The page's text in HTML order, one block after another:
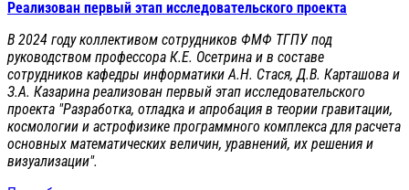
Реализован первый этап исследовательского проекта
В 2024 году коллективом сотрудников ФМФ ТГПУ под
руководством профессора К.Е. Осетрина и в составе
сотрудников кафедры информатики А.Н. Стася, Д.В. Карташова и
З.А. Казарина реализован первый этап исследовательского
проекта "Разработка, отладка и апробация в теории гравитации,
космологии и астрофизике программного комплекса для расчета
основных математических величин, уравнений, их решения и
визуализации".